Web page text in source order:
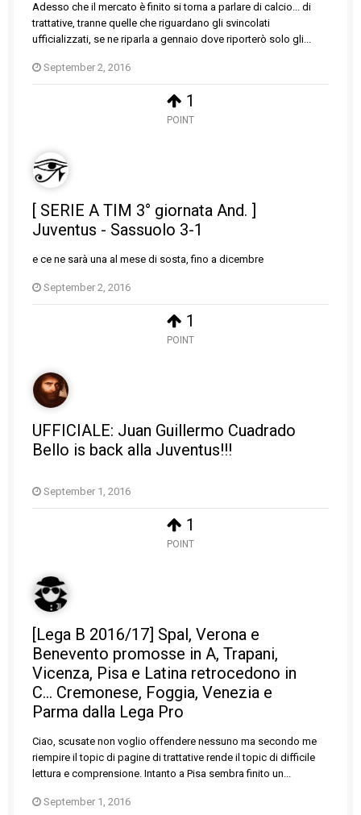
1
POINT
Adesso che il mercato è finito si torna a parlare di calcio... di
trattative, tranne quelle che riguardano gli svincolati
ufficializzati, se ne riparla a gennaio dove riporterò solo gli...
September 2, 2016
1
POINT
[ SERIE A TIM 3° giornata And. ]
Juventus - Sassuolo 3-1
e ce ne sarà una al mese di sosta, fino a dicembre
September 2, 2016
1
POINT
UFFICIALE: Juan Guillermo Cuadrado
Bello is back alla Juventus!!!
September 1, 2016
[Lega B 2016/17] Spal, Verona e
Benevento promosse in A, Trapani,
Vicenza, Pisa e Latina retrocedono in
C... Cremonese, Foggia, Venezia e
Parma dalla Lega Pro
Ciao, scusate non voglio offendere nessuno ma secondo me
riempire il topic di pagine di trattative rende il topic di difficile
lettura e comprensione. Intanto a Pisa sembra finito un...
September 1, 2016